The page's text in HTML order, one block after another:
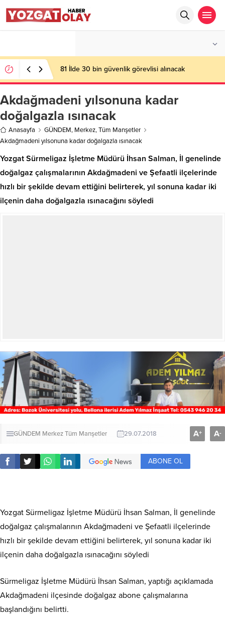
81 İlde 30 bin güvenlik görevlisi alınacak
Akdağmadeni yılsonuna kadar
doğalgazla ısınacak
Anasayfa GÜNDEM, Merkez,Tüm Manşetler
Akdağmadeni yılsonuna kadar doğalgazla ısınacak
Yozgat Sürmeligaz İşletme Müdürü İhsan Salman, İl genelinde
doğalgaz çalışmalarının Akdağmadeni ve Şefaatli ilçelerinde
hızlı bir şekilde devam ettiğini belirterek, yıl sonuna kadar iki
ilçenin daha doğalgazla ısınacağını söyledi
GÜNDEM MerkezTüm Manşetler 29.07.2018 A+ A-
ABONE OL
Yozgat Sürmeligaz İşletme Müdürü İhsan Salman, İl genelinde
doğalgaz çalışmalarının Akdağmadeni ve Şefaatli ilçelerinde
hızlı bir şekilde devam ettiğini belirterek, yıl sonuna kadar iki
ilçenin daha doğalgazla ısınacağını söyledi
Sürmeligaz İşletme Müdürü İhsan Salman, yaptığı açıklamada
Akdağmadeni ilçesinde doğalgaz abone çalışmalarına
başlandığını belirtti.